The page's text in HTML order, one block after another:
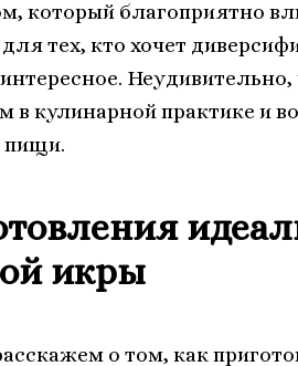
который благоприятно
тех, кто хочет
кулинарной практике и
пищи.
икры
о том, как